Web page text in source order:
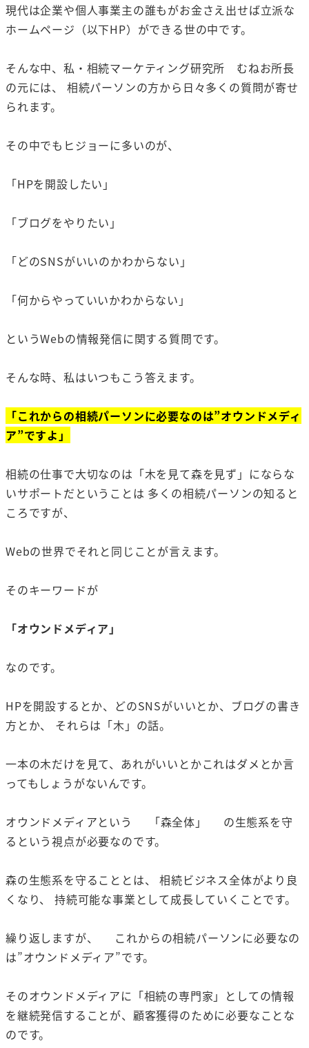
現代は企業や個人事業主の誰もがお金さえ出せば立派な
ホームページ（以下HP）ができる世の中です。
そんな中、私・相続マーケティング研究所 むねお所長
の元には、 相続パーソンの方から日々多くの質問が寄せ
られます。
その中でもヒジョーに多いのが、
「HPを開設したい」
「ブログをやりたい」
「どのSNSがいいのかわからない」
「何からやっていいかわからない」
というWebの情報発信に関する質問です。
そんな時、私はいつもこう答えます。
「これからの相続パーソンに必要なのは”オウンドメディ
ア”ですよ」
相続の仕事で大切なのは「木を見て森を見ず」にならな
いサポートだということは 多くの相続パーソンの知ると
ころですが、
Webの世界でそれと同じことが言えます。
そのキーワードが
「オウンドメディア」
なのです。
HPを開設するとか、どのSNSがいいとか、ブログの書き
方とか、 それらは「木」の話。
一本の木だけを見て、あれがいいとかこれはダメとか言
ってもしょうがないんです。
オウンドメディアという 「森全体」 の生態系を守
るという視点が必要なのです。
森の生態系を守ることとは、 相続ビジネス全体がより良
くなり、 持続可能な事業として成長していくことです。
繰り返しますが、 これからの相続パーソンに必要なの
は”オウンドメディア”です。
そのオウンドメディアに「相続の専門家」としての情報
を継続発信することが、顧客獲得のために必要なことな
のです。